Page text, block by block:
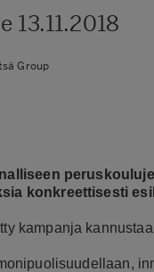
13.11.2018
Group
konkreettisesti
kampanja